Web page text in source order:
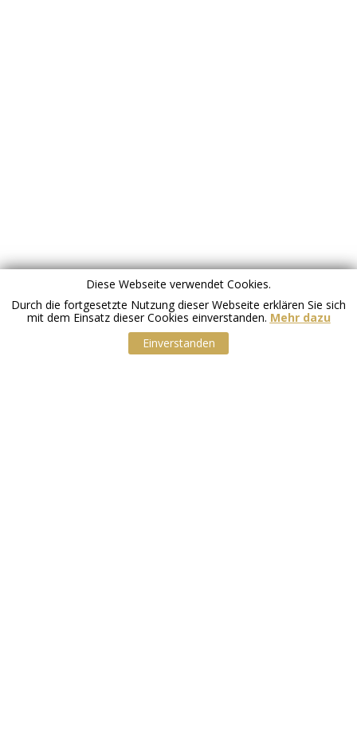
Diese Webseite verwendet Cookies.
Durch die fortgesetzte Nutzung dieser Webseite erklären Sie sich
mit dem Einsatz dieser Cookies einverstanden. Mehr dazu
Einverstanden